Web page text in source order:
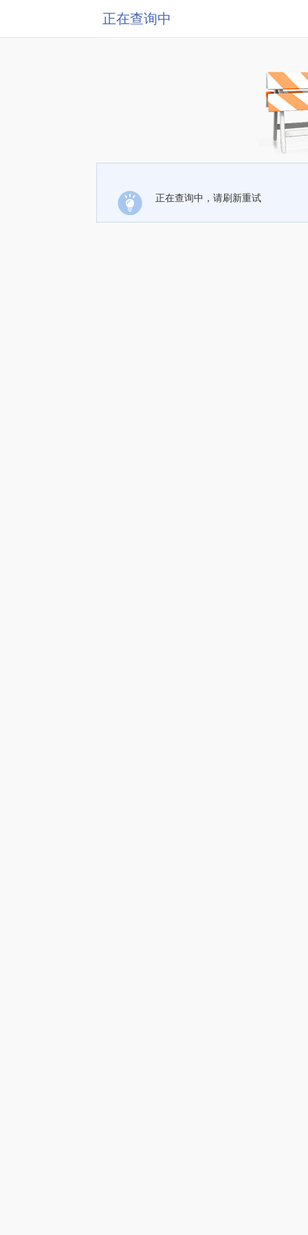
正在查询中
正在查询中，请刷新重试